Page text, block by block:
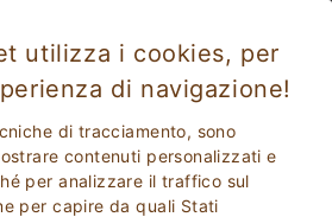
utilizza i cookies, per
di navigazione!
di tracciamento, sono
contenuti personalizzati e
per analizzare il traffico sul
per capire da quali Stati
Faq
PIÙ FREQUENTI: